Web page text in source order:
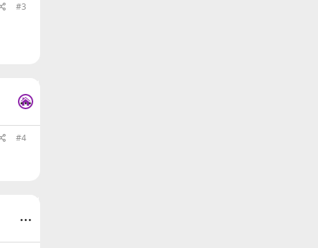
#3
...
#4
...